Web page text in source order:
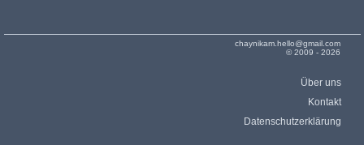
chaynikam.hello@gmail.com
© 2009 - 2026
Über uns
Kontakt
Datenschutzerklärung